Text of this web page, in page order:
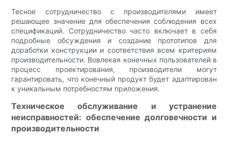
Тесное сотрудничество с производителями имеет
решающее значение для обеспечения соблюдения всех
спецификаций. Сотрудничество часто включает в себя
подробные обсуждения и создание прототипов для
доработки конструкции и соответствия всем критериям
производительности. Вовлекая конечных пользователей в
процесс проектирования, производители могут
гарантировать, что конечный продукт будет адаптирован
к уникальным потребностям приложения.
Техническое обслуживание и устранение
неисправностей: обеспечение долговечности и
производительности